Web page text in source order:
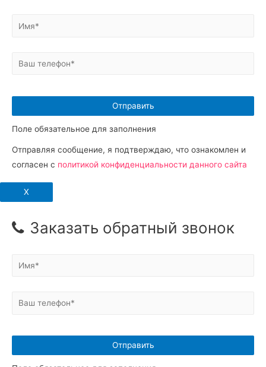
Поле обязательное для заполнения
Отправляя сообщение, я подтверждаю, что ознакомлен и
согласен с политикой конфиденциальности данного сайта
X
Заказать обратный звонок